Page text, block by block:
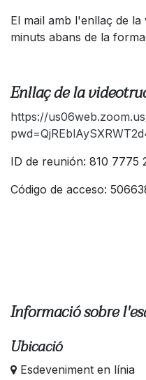
El mail amb l'enllaç de
minuts abans de la
Enllaç de la
https://
ID de reunión: 810 7775
Código de acceso:
Informació sobre
Ubicació
Esdeveniment en línia